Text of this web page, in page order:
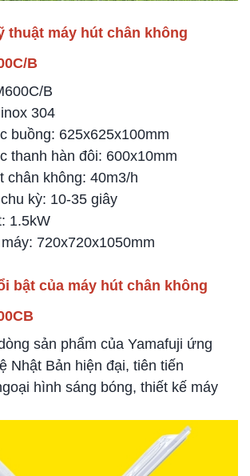
thuật máy hút chân không
B
B
304
buồng: 625x625x100mm
thanh hàn đôi: 600x10mm
chân không: 40m3/h
kỳ: 10-35 giây
1.5kW
720x720x1050mm
bật của máy hút chân không
sản phẩm của Yamafuji ứng
Nhật Bản hiện đại, tiên tiến
hình sáng bóng, thiết kế máy